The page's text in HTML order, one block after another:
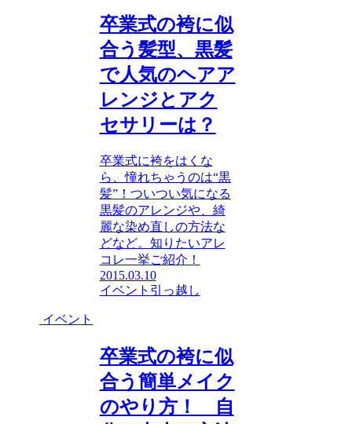
卒業式の袴に似
合う髪型、黒髪
で人気のヘアア
レンジとアク
セサリーは？
卒業式に袴をはくな
ら、憧れちゃうのは“黒
髪”！ついつい気になる
黒髪のアレンジや、綺
麗な染め直しの方法な
どなど。知りたいアレ
コレ一挙ご紹介！
2015.03.10
イベント 引っ越し
イベント
卒業式の袴に似
合う簡単メイク
のやり方！ 自